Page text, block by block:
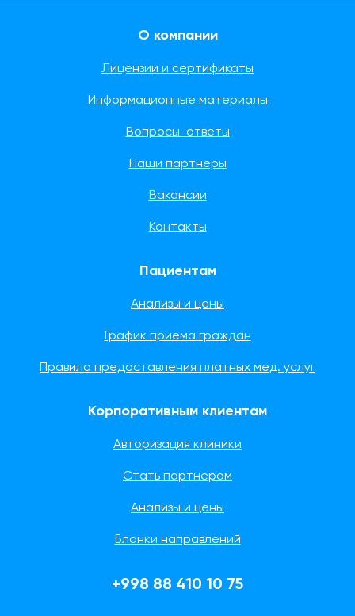
О компании
Лицензии и сертификаты
Информационные материалы
Вопросы-ответы
Наши партнеры
Вакансии
Контакты
Пациентам
Анализы и цены
График приема граждан
Правила предоставления платных мед. услуг
Корпоративным клиентам
Авторизация клиники
Стать партнером
Анализы и цены
Бланки направлений
+998 88 410 10 75